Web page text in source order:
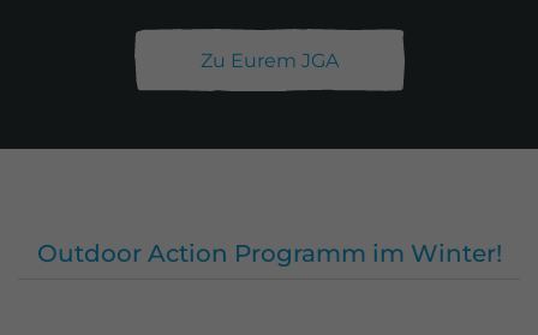
Zu Eurem JGA
Outdoor Action Programm im Winter!